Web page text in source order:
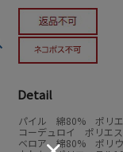
Detail
パイル 綿80% ポリエ
コーデュロイ ポリエ
ベロア 綿80% ポリウ